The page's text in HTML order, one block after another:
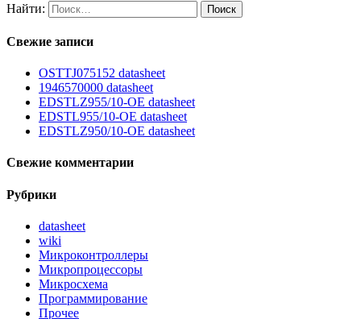
Найти:
Свежие записи
OSTTJ075152 datasheet
1946570000 datasheet
EDSTLZ955/10-OE datasheet
EDSTL955/10-OE datasheet
EDSTLZ950/10-OE datasheet
Свежие комментарии
Рубрики
datasheet
wiki
Микроконтроллеры
Микропроцессоры
Микросхема
Программирование
Прочее